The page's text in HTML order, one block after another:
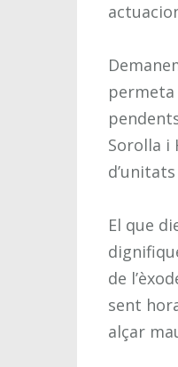
permeta
Sorolla i
El que
de
sent
alçar